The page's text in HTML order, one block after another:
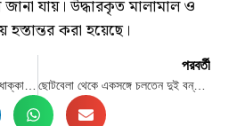
জানা যায়। উদ্ধারকৃত মালামাল ও
হস্তান্তর করা হয়েছে।
পরবর্তী
ছোটবেলা থেকে একসঙ্গে চলতেন দুই বন্ধু, কবরও হলো পাশাপাশি